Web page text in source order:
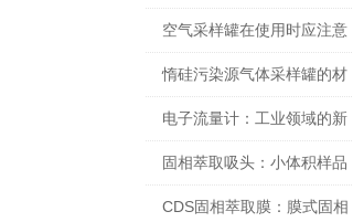
样定时器
空气采样罐在使用时应注意
以下几个方面
惰硅污染源气体采样罐的材
质是不锈钢的
电子流量计：工业领域的新
动力
固相萃取吸头：小体积样品
前处理的革命性技术
CDS固相萃取膜：膜式固相